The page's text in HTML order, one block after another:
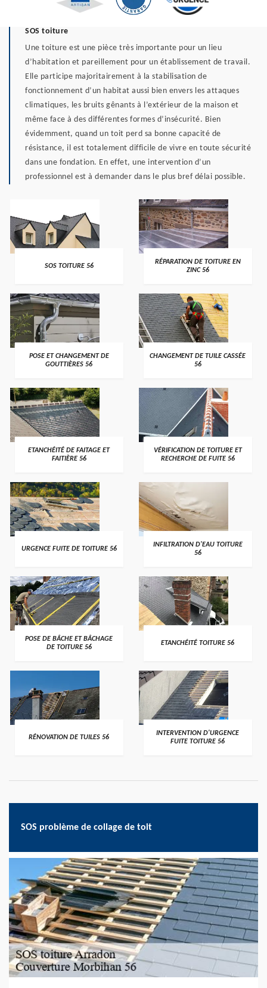
SOS toiture
Une toiture est une pièce très importante pour un lieu
d’habitation et pareillement pour un établissement de travail.
Elle participe majoritairement à la stabilisation de
fonctionnement d’un habitat aussi bien envers les attaques
climatiques, les bruits gênants à l’extérieur de la maison et
même face à des différentes formes d’insécurité. Bien
évidemment, quand un toit perd sa bonne capacité de
résistance, il est totalement difficile de vivre en toute sécurité
dans une fondation. En effet, une intervention d’un
professionnel est à demander dans le plus bref délai possible.
>
SOS TOITURE 56 >
RÉPARATION DE TOITURE EN
ZINC 56
>
POSE ET CHANGEMENT DE
GOUTTIÈRES 56
>
CHANGEMENT DE TUILE CASSÉE
56
>
ETANCHÉITÉ DE FAITAGE ET
FAITIÈRE 56
>
VÉRIFICATION DE TOITURE ET
RECHERCHE DE FUITE 56
>
URGENCE FUITE DE TOITURE 56 >
INFILTRATION D'EAU TOITURE
56
>
POSE DE BÂCHE ET BÂCHAGE
DE TOITURE 56
>
ETANCHÉITÉ TOITURE 56
>
RÉNOVATION DE TUILES 56 >
INTERVENTION D'URGENCE
FUITE TOITURE 56
SOS problème de collage de toit